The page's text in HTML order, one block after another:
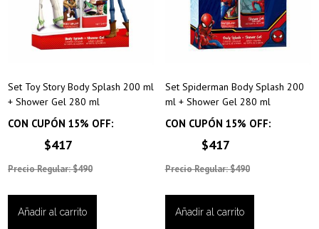
Set Toy Story Body Splash 200 ml
+ Shower Gel 280 ml
CON CUPÓN 15% OFF:
$417
Precio Regular: $490
Añadir al carrito
Set Spiderman Body Splash 200
ml + Shower Gel 280 ml
CON CUPÓN 15% OFF:
$417
Precio Regular: $490
Añadir al carrito